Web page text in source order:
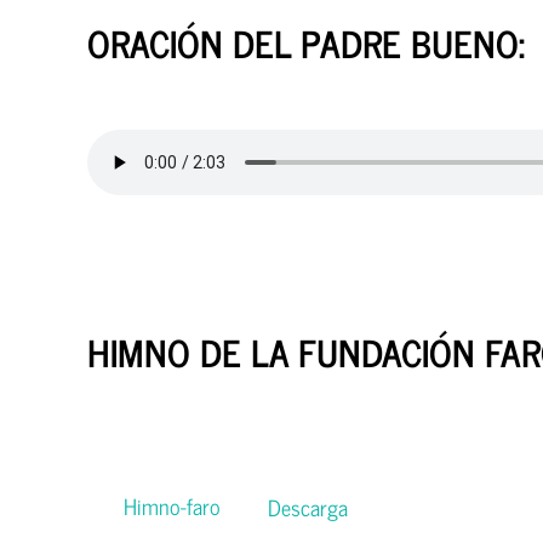
ORACIÓN DEL PADRE BUENO:
HIMNO DE LA FUNDACIÓN
Himno-faro Descarga